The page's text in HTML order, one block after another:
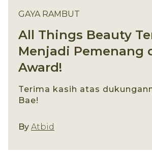
GAYA RAMBUT
All Things Beauty
Menjadi Pemenang
Award!
Terima kasih atas
Bae!
By Atbid